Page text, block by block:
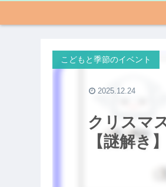
クリスマ
【謎解き
こどもと季節のイベント
2025.12.24